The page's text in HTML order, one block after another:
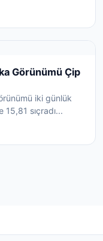
Görünümü Çip
iki günlük
15,81 sıçradı...